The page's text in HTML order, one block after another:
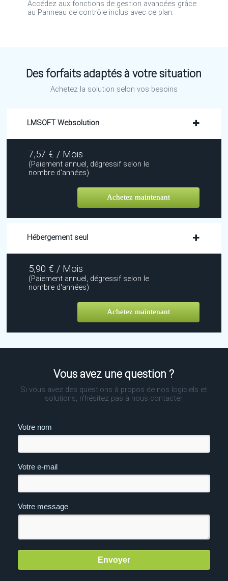
Accédez aux fonctions de gestion avancées grâce
au Panneau de contrôle inclus avec ce plan.
Des forfaits adaptés à votre situation
Achetez la solution selon vos besoins
LMSOFT Websolution
7,57 € / Mois
(Paiement annuel, dégressif selon le
nombre d'années)
Achetez maintenant
Hébergement seul
5,90 € / Mois
(Paiement annuel, dégressif selon le
nombre d'années)
Achetez maintenant
Vous avez une question ?
Si vous avez des questions à propos de nos logiciels et
solutions, n'hésitez pas à nous contacter
Votre nom
Votre e-mail
Votre message
Envoyer